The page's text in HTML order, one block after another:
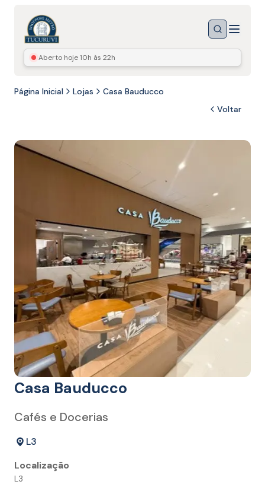
BuscarMenu
Aberto hoje10h às 22h
Página Inicial Lojas
Casa Bauducco
Voltar
Casa Bauducco
Cafés e Docerias
L3
Localização
L3